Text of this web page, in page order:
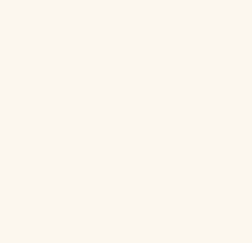
Das Brasil Deckblatt übt in
geschmacklichen Einfluss
nussigen Tabakaromen
weicher Geschmack mit